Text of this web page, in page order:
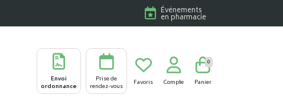
Événements
en pharmacie
Envoi
ordonnance
Prise de
rendez-vous
Favoris Compte Panier
0